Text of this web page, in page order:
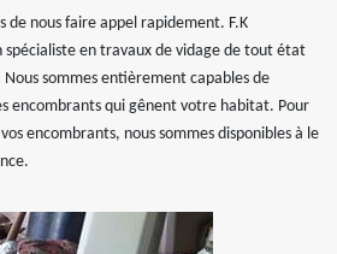
de nous faire appel rapidement. F.K
en travaux de vidage de tout état
sommes entièrement capables de
encombrants qui gênent votre habitat. Pour
encombrants, nous sommes disponibles à le